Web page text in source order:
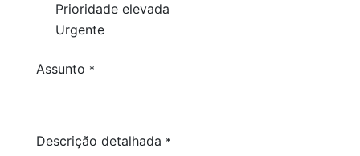
Prioridade elevada
Urgente
Assunto *
Descrição detalhada *